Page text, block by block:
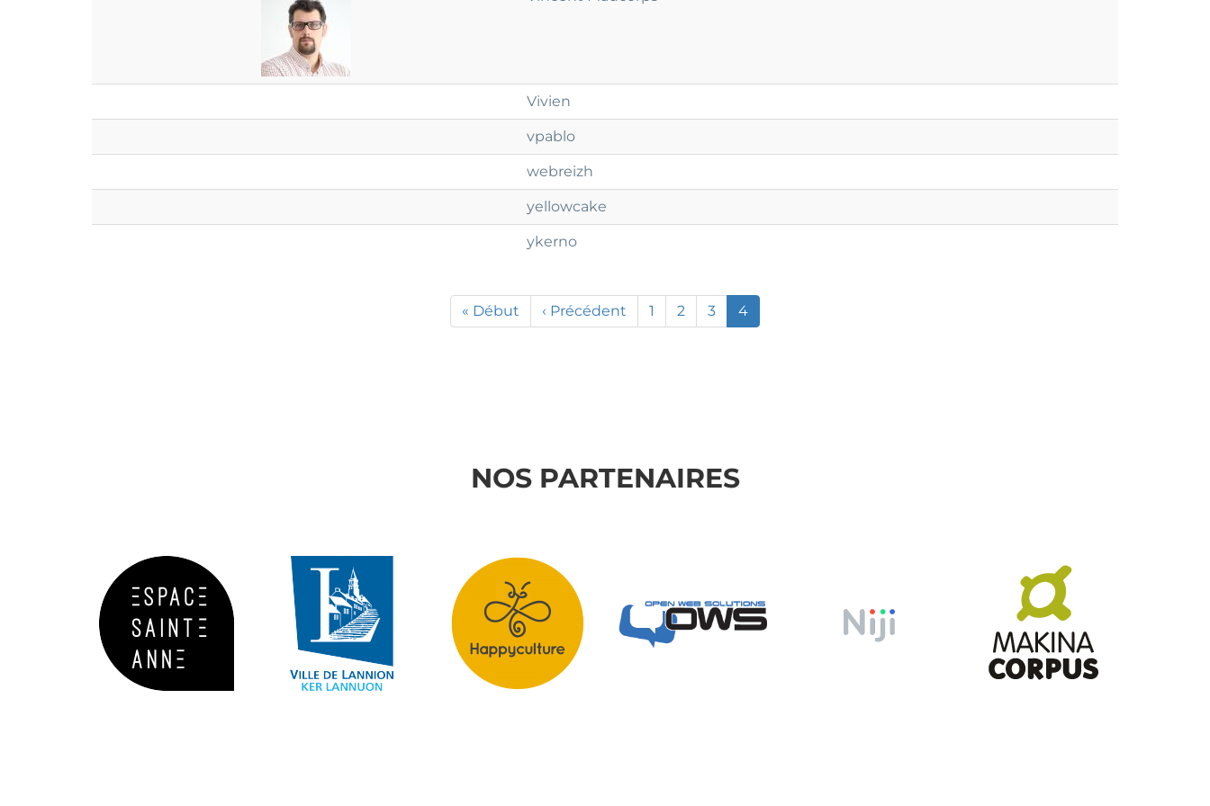
Vivien
vpablo
webreizh
yellowcake
ykerno
Première
page
« Début
Page
précédente
‹ Précédent Page
1 Page
2 Page
3
Page
courante
4
NOS PARTENAIRES